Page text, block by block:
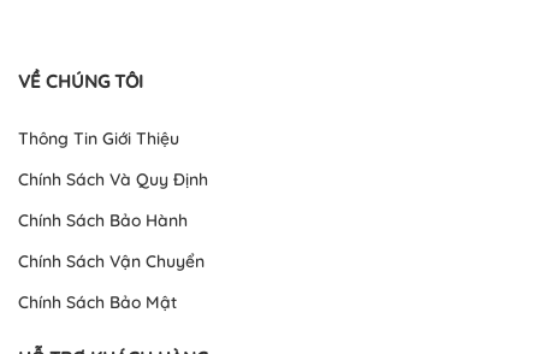
VỀ CHÚNG TÔI
Thông Tin Giới Thiệu
Chính Sách Và Quy Định
Chính Sách Bảo Hành
Chính Sách Vận Chuyển
Chính Sách Bảo Mật